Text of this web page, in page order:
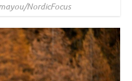
NordicFocus